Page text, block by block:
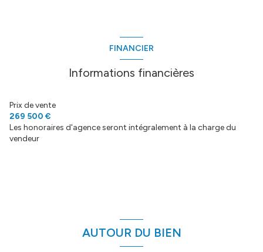
bureau
dressing 12.7 m²
réserve
FINANCIER
Informations financières
Prix de vente
269 500 €
Les honoraires d'agence seront intégralement à la charge du
vendeur
AUTOUR DU BIEN